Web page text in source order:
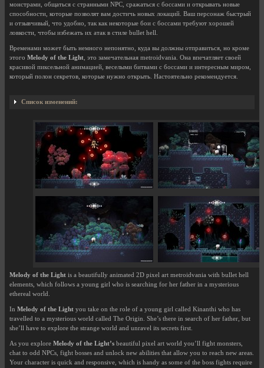
монстрами, общаться с странными NPC, сражаться с боссами и открывать новые
способности, которые позволят вам достичь новых локаций. Ваш персонаж быстрый
и отзывчивый, что удобно, так как некоторые бои с боссами требуют хорошей
ловкости, чтобы избежать их атак в стиле bullet hell.
Временами может быть немного непонятно, куда вы должны отправиться, но кроме
этого Melody of the Light , это замечательная metroidvania. Она впечатляет своей
красивой пиксельной анимацией, веселыми битвами с боссами и интересным миром,
который полон секретов, которые нужно открыть. Настоятельно рекомендуется.
Список изменений:
Melody of the Light is a beautifully animated 2D pixel art metroidvania with bullet hell
elements, which follows a young girl who is searching for her father in a mysterious
ethereal world.
In Melody of the Light you take on the role of a young girl called Kinanthi who has
travelled to a mysterious world called The Origin. She’s there in search of her father, but
she’ll have to explore the strange world and unravel its secrets first.
As you explore Melody of the Light’s beautiful pixel art world you’ll fight monsters,
chat to odd NPCs, fight bosses and unlock new abilities that allow you to reach new areas.
Your character is quick and responsive, which is handy as some of the boss fights require